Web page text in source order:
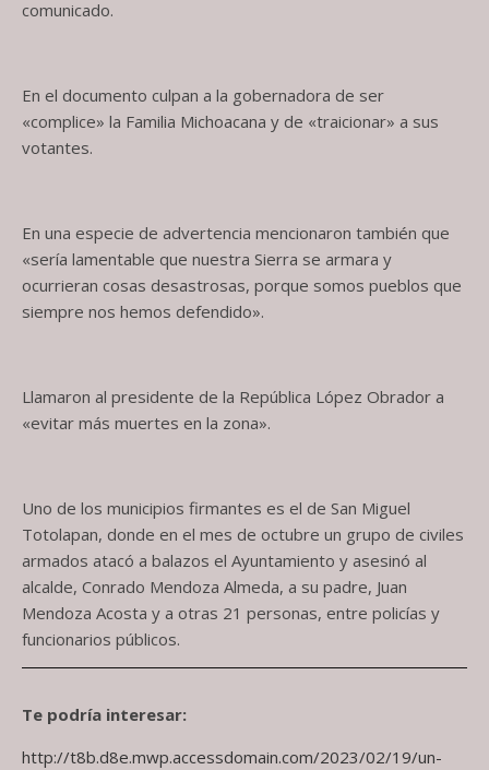
comunicado.
En el documento culpan a la gobernadora de ser
«complice» la Familia Michoacana y de «traicionar» a sus
votantes.
En una especie de advertencia mencionaron también que
«sería lamentable que nuestra Sierra se armara y
ocurrieran cosas desastrosas, porque somos pueblos que
siempre nos hemos defendido».
Llamaron al presidente de la República López Obrador a
«evitar más muertes en la zona».
Uno de los municipios firmantes es el de San Miguel
Totolapan, donde en el mes de octubre un grupo de civiles
armados atacó a balazos el Ayuntamiento y asesinó al
alcalde, Conrado Mendoza Almeda, a su padre, Juan
Mendoza Acosta y a otras 21 personas, entre policías y
funcionarios públicos.
Te podría interesar:
http://t8b.d8e.mwp.accessdomain.com/2023/02/19/un-